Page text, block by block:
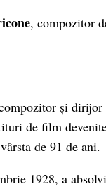
, compozitor
și
de film
de 91 de ani.
1928, a